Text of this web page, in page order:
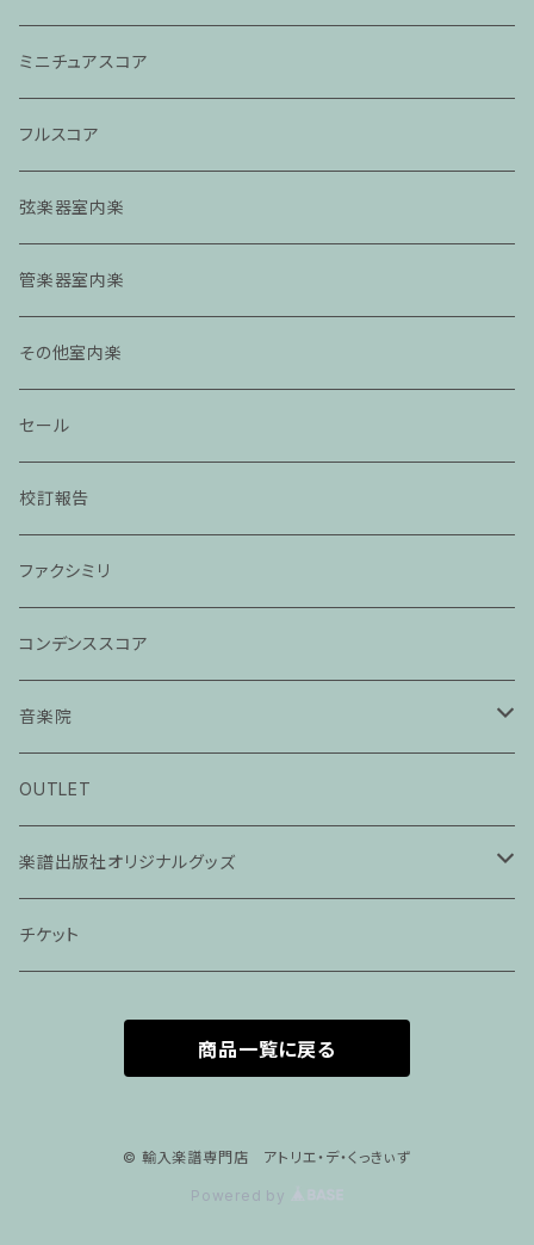
ミニチュアスコア
フルスコア
弦楽器室内楽
管楽器室内楽
その他室内楽
セール
校訂報告
ファクシミリ
コンデンススコア
音楽院
ピアノ科３０分レッスン
ピアノ科４５分レッスン
家族割プラン
家族割適用プラン2
声楽ピアノ４５分レッスン
ヴァイオリンピアノ６０分レッスン
OUTLET
楽譜出版社オリジナルグッズ
アパレル
チケット
商品一覧に戻る
© 輸入楽譜専門店 アトリエ・デ・くっきぃず
Powered by